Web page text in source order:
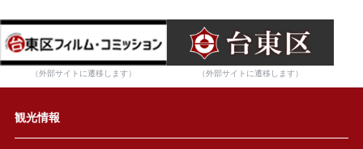
（外部サイトに遷移します） （外部サイトに遷移します）
観光情報